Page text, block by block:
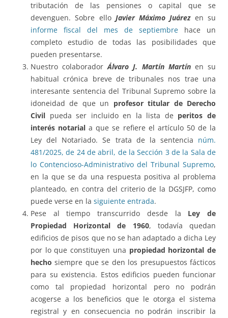
tributación de las pensiones o capital que se
devenguen. Sobre ello Javier Máximo Juárezen su
informe fiscal del mes de septiembre hace un
completo estudio de todas las posibilidades que
pueden presentarse.
Nuestro colaboradorÁlvaro J. Martín Martínen su
habitual crónica breve de tribunales nos trae una
interesante sentencia del Tribunal Supremo sobre la
idoneidad de que un profesor titular de Derecho
Civil pueda ser incluido en la lista de peritos de
interés notarial a que se refiere el artículo 50 de la
Ley del Notariado. Se trata de la sentencia núm.
481/2025, de 24 de abril, de la Sección 3 de la Sala de
lo Contencioso-Administrativo del Tribunal Supremo,
en la que se da una respuesta positiva al problema
planteado, en contra del criterio de la DGSJFP, como
puede verse en la siguiente entrada.
Pese al tiempo transcurrido desde la Ley de
Propiedad Horizontal de 1960, todavía quedan
edificios de pisos que no se han adaptado a dicha Ley
por lo que constituyen una propiedad horizontal de
hechosiempre que se den los presupuestos fácticos
para su existencia. Estos edificios pueden funcionar
como tal propiedad horizontal pero no podrán
acogerse a los beneficios que le otorga el sistema
registral y en consecuencia no podrán inscribir la